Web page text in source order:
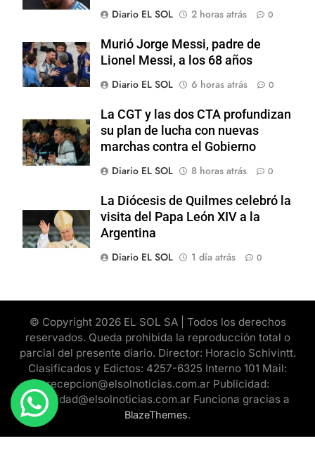
Diario EL SOL
2 horas atrás 0
Murió Jorge Messi, padre de
Lionel Messi, a los 68 años
Diario EL SOL
6 horas atrás 0
La CGT y las dos CTA profundizan
su plan de lucha con nuevas
marchas contra el Gobierno
Diario EL SOL
8 horas atrás 0
La Diócesis de Quilmes celebró la
visita del Papa León XIV a la
Argentina
Diario EL SOL
1 día atrás 0
© Copyright 2026 EL SOL SA | Todos los derechos
reservados. Queda prohibida la reproducción total o
parcial del presente diario. Director: Horacio Schivintt.
Clasificados y Edictos: 4257-6325 Interno 101 Mail:
recepcion@elsolnoticias.com.ar Publicidad:
publicidad@elsolnoticias.com.ar Funciona gracias a
BlazeThemes.